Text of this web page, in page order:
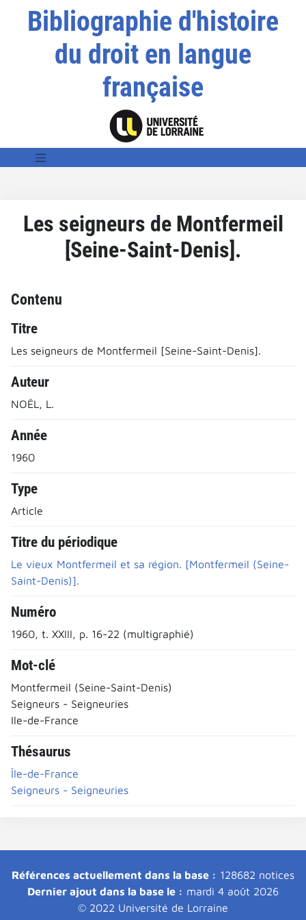
Bibliographie d'histoire
du droit en langue
française
Les seigneurs de Montfermeil
[Seine-Saint-Denis].
Contenu
Titre
Les seigneurs de Montfermeil [Seine-Saint-Denis].
Auteur
NOËL, L.
Année
1960
Type
Article
Titre du périodique
Le vieux Montfermeil et sa région. [Montfermeil (Seine-
Saint-Denis)].
Numéro
1960, t. XXIII, p. 16-22 (multigraphié)
Mot-clé
Montfermeil (Seine-Saint-Denis)
Seigneurs - Seigneuries
Ile-de-France
Thésaurus
Île-de-France
Seigneurs - Seigneuries
Références actuellement dans la base : 128682 notices
Dernier ajout dans la base le : mardi 4 août 2026
© 2022 Université de Lorraine